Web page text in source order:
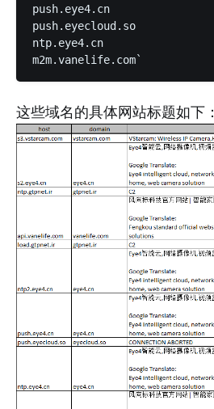
push.eye4.cn
push.eyecloud.so
ntp.eye4.cn
这些域名的具体网站标题如下：